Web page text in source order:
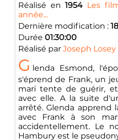
Réalisé en1954 Les
année...
Dernière modification :
Durée 01:30:00
Réalisé par Joseph Losey
G lenda Esmond,
s'éprend de Frank, un
mari tente de guérir,
avec elle. A la suite
arrêté. Glenda apprend
avec Frank à son
accidentellement. Le
Hambury est le